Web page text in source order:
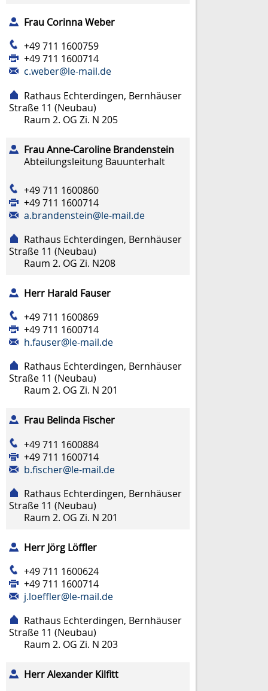
Frau CorinnaWeber
+49 711 1600759
+49 711 1600714
c.weber@le-mail.de
Rathaus Echterdingen, Bernhäuser
Straße 11 (Neubau)
Raum 2. OG Zi. N 205
FrauAnne-Caroline Brandenstein
Abteilungsleitung Bauunterhalt
+49 711 1600860
+49 711 1600714
a.brandenstein@le-mail.de
Rathaus Echterdingen, Bernhäuser
Straße 11 (Neubau)
Raum 2. OG Zi. N208
Herr Harald Fauser
+49 711 1600869
+49 711 1600714
h.fauser@le-mail.de
Rathaus Echterdingen, Bernhäuser
Straße 11 (Neubau)
Raum 2. OG Zi. N 201
Frau Belinda Fischer
+49 711 1600884
+49 711 1600714
b.fischer@le-mail.de
Rathaus Echterdingen, Bernhäuser
Straße 11 (Neubau)
Raum 2. OG Zi. N 201
Herr Jörg Löffler
+49 711 1600624
+49 711 1600714
j.loeffler@le-mail.de
Rathaus Echterdingen, Bernhäuser
Straße 11 (Neubau)
Raum 2. OG Zi. N 203
HerrAlexander Kilfitt